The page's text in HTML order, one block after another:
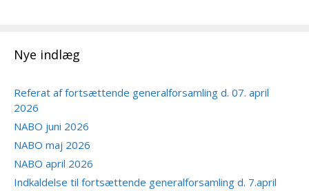
Nye indlæg
Referat af fortsættende generalforsamling d. 07. april
2026
NABO juni 2026
NABO maj 2026
NABO april 2026
Indkaldelse til fortsættende generalforsamling d. 7.april